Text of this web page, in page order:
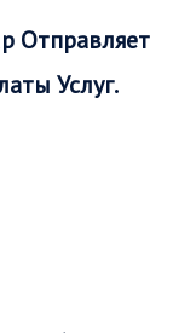
Отправляет
Услуг.